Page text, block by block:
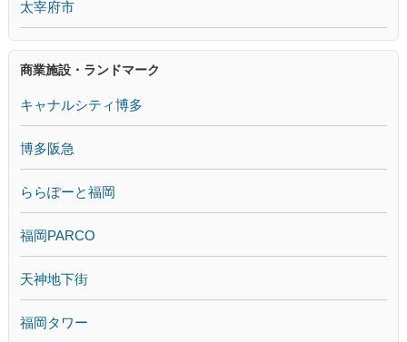
太宰府市
商業施設・ランドマーク
キャナルシティ博多
博多阪急
ららぽーと福岡
福岡PARCO
天神地下街
福岡タワー